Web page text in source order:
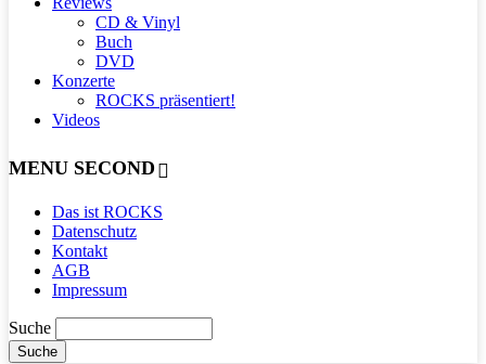
CD & Vinyl
Buch
DVD
Konzerte
ROCKS präsentiert!
Videos
MENU SECOND
Das ist ROCKS
Datenschutz
Kontakt
AGB
Impressum
Suche